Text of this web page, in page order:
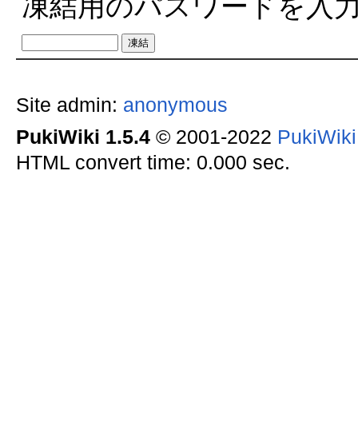
Site admin: anonymous
PukiWiki 1.5.4© 2001-2022
HTML convert time: 0.000 sec.